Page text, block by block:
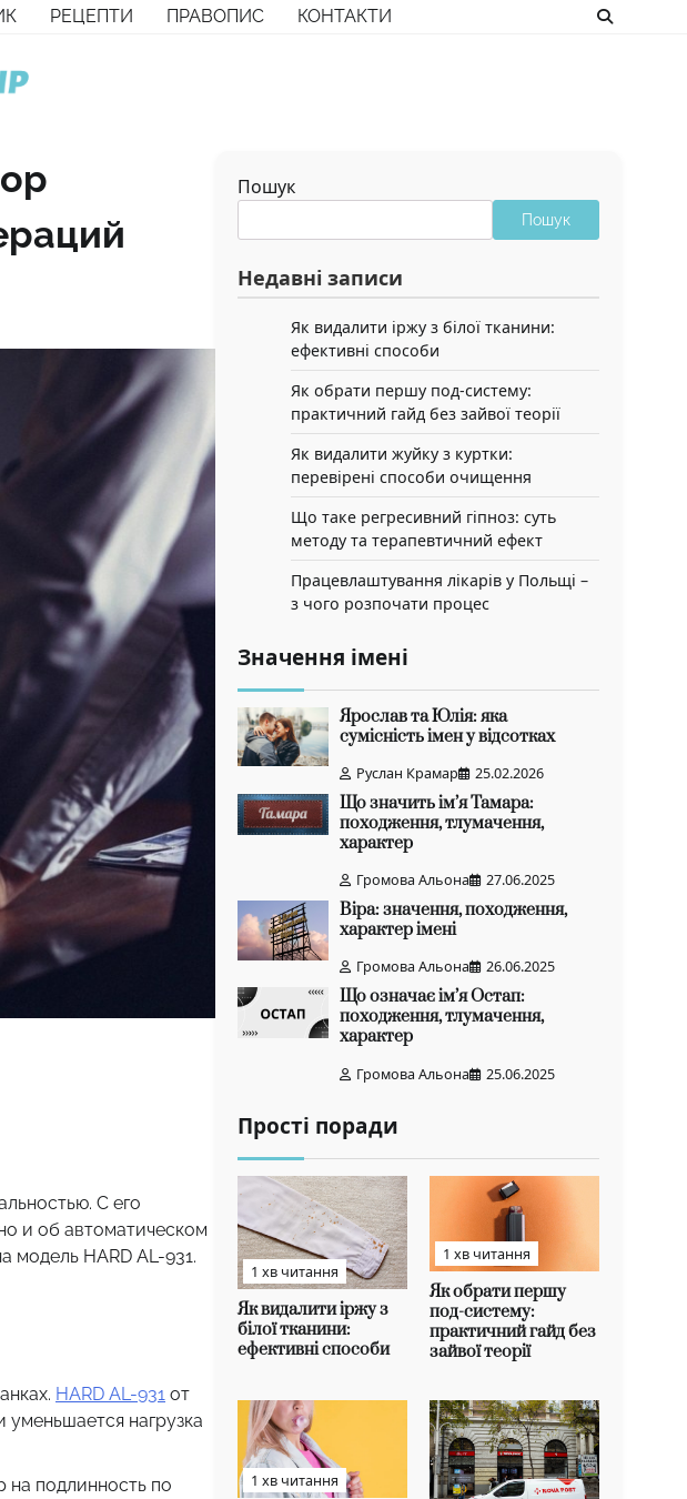
РЕЦЕПТИ ПРАВОПИС КОНТАКТИ
С его
и об автоматическом
модель HARD AL-931.
HARD AL-931 от
нагрузка
на подлинность по
Пошук
Пошук
Недавні записи
Як видалити іржу з білої тканини:
ефективні способи
Як обрати першу под-систему:
практичний гайд без зайвої теорії
Як видалити жуйку з куртки:
перевірені способи очищення
Що таке регресивний гіпноз: суть
методу та терапевтичний ефект
Працевлаштування лікарів у Польщі –
з чого розпочати процес
Значення імені
Ярослав та Юлія: яка
сумісність імен у відсотках
Руслан Крамар 25.02.2026
Що значить ім’я Тамара:
походження, тлумачення,
характер
Громова Альона 27.06.2025
Віра: значення, походження,
характер імені
Громова Альона 26.06.2025
Що означає ім’я Остап:
походження, тлумачення,
характер
Громова Альона 25.06.2025
Прості поради
1 хв читання
Як видалити іржу з
білої тканини:
ефективні способи
1 хв читання
Як обрати першу
под-систему:
практичний гайд без
зайвої теорії
1 хв читання